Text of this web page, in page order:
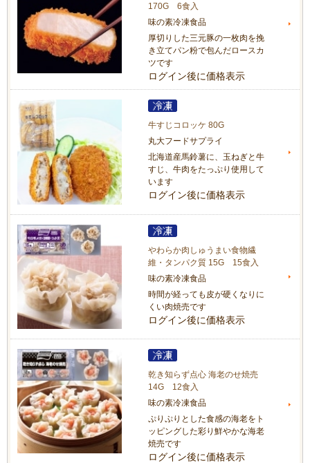
170G 6食入
味の素冷凍食品
厚切りした三元豚の一枚肉を挽
き立てパン粉で包んだロースカ
ツです
ログイン後に価格表示
牛すじコロッケ 80G
丸大フードサプライ
北海道産馬鈴薯に、玉ねぎと牛
すじ、牛肉をたっぷり使用して
います
ログイン後に価格表示
やわらか肉しゅうまい食物繊
維・タンパク質 15G 15食入
味の素冷凍食品
時間が経っても皮が硬くなりに
くい肉焼売です
ログイン後に価格表示
乾き知らず点心 海老のせ焼売
14G 12食入
味の素冷凍食品
ぷりぷりとした食感の海老をト
ッピングした彩り鮮やかな海老
焼売です
ログイン後に価格表示